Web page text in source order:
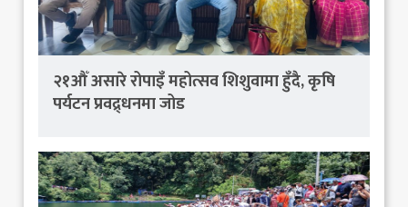
२१औँ असारे रोपाइँ महोत्सव शिशुवामा हुँदै, कृषि
पर्यटन प्रवद्र्धनमा जोड